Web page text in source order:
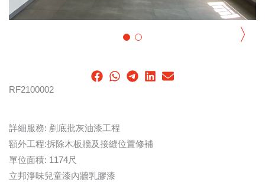
〉
RF2100002
詳細服務: 剷底批灰油漆工程
額外工程:拆除木板牆及接縫位置修補
單位面積: 1174尺
立邦淨味兒童漆內牆乳膠漆